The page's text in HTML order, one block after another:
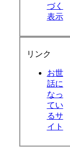
づく
表示
リンク
お世
話に
なっ
てい
るサ
イト